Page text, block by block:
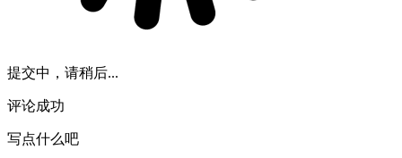
提交中，请稍后...
评论成功
写点什么吧